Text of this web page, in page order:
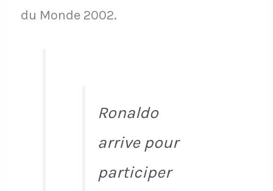
du Monde 2002.
Ronaldo
arrive pour
participer